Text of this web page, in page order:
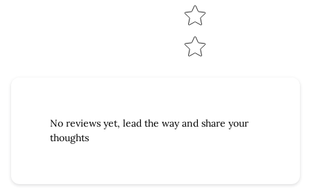
No reviews yet, lead the way and share your
thoughts